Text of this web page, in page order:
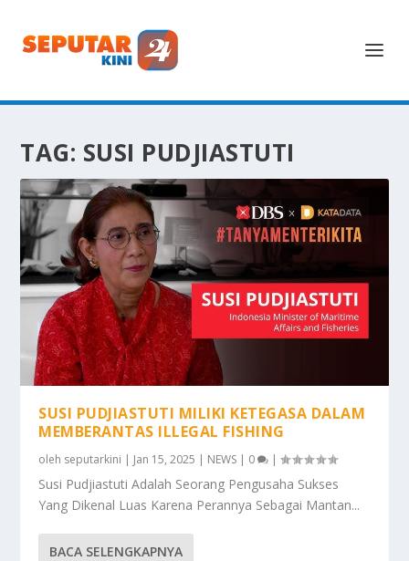
TAG: SUSI PUDJIASTUTI
SUSI PUDJIASTUTI MILIKI KETEGASA DALAM
MEMBERANTAS ILLEGAL FISHING
oleh seputarkini | Jan 15, 2025 | NEWS | 0 |
Susi Pudjiastuti Adalah Seorang Pengusaha Sukses
Yang Dikenal Luas Karena Perannya Sebagai Mantan...
BACA SELENGKAPNYA